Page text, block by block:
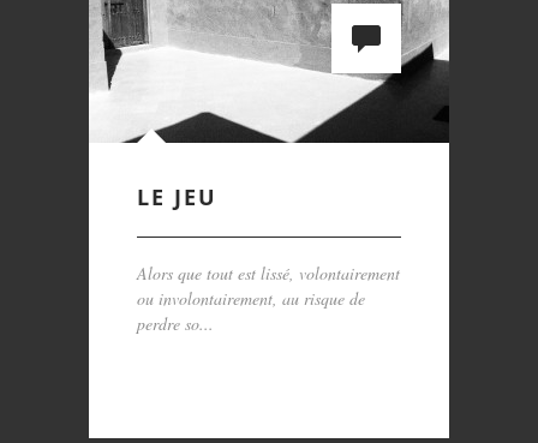
LE JEU
Alors que tout est lissé, volontairement
ou involontairement, au risque de
perdre so...